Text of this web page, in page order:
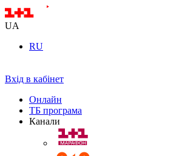
UA
RU
Вхід в кабінет
Онлайн
ТБ програма
Канали